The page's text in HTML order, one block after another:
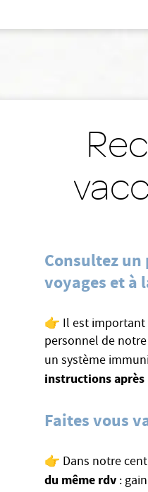
Consultez un
voyages et à
👉 Il est important
personnel de
un système
instructions après
Faites vous
👉 Dans notre
du même rdv :